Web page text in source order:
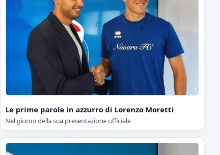
Le prime parole in azzurro di Lorenzo Moretti
Nel giorno della sua presentazione ufficiale